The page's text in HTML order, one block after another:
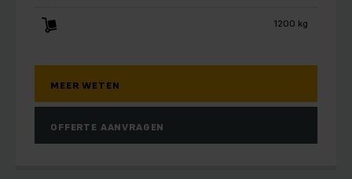
1200 kg
MEER WETEN
OFFERTE AANVRAGEN